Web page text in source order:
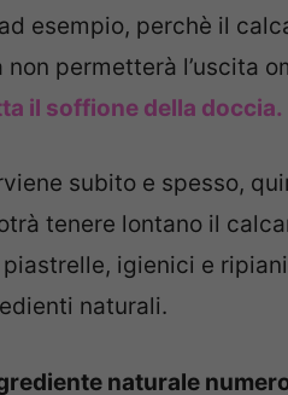
ad esempio, perchè il
non permetterà l’uscita
il soffione della doccia.
subito e spesso,
tenere lontano il
igienici e
naturali.
naturale